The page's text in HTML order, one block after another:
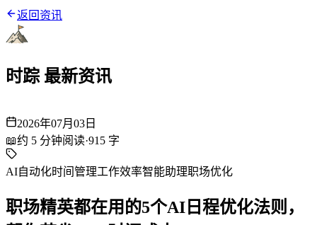
返回资讯
时踪 最新资讯
2026年07月03日
📖约 5 分钟阅读·915 字
AI自动化时间管理工作效率智能助理职场优化
职场精英都在用的5个AI日程优化法则，